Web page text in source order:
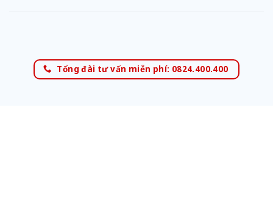
Tổng đài tư vấn miễn phí: 0824.400.400